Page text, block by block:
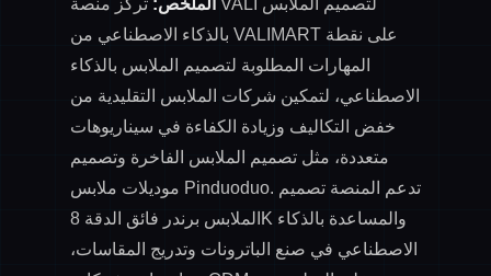
الملخص: تركز منصة VALI لتصميم الملابس
بالذكاء الاصطناعي من VALIMART على نقطة
المهارات المطلوبة لتصميم الملابس بالذكاء
الاصطناعي، لتمكين شركات الملابس التقليدية من
خفض التكاليف وزيادة الكفاءة في سيناريوهات
متعددة، مثل تصميم الملابس الفاخرة وتصميم
موديلات ملابس Pinduoduo. تدعم المنصة تصميم
الملابس برندر فائق الدقة 8K
و المساعدة بالذكاء
الاصطناعي في صنع الباترونات وتدريج المقاسات،